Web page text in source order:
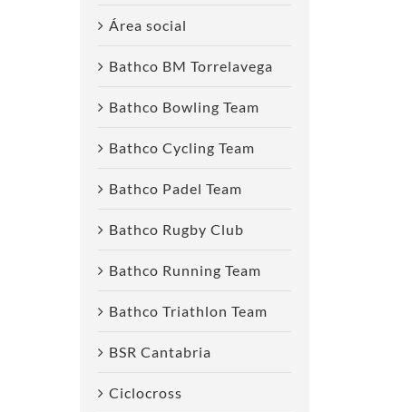
Área social
Bathco BM Torrelavega
Bathco Bowling Team
Bathco Cycling Team
Bathco Padel Team
Bathco Rugby Club
Bathco Running Team
Bathco Triathlon Team
BSR Cantabria
Ciclocross